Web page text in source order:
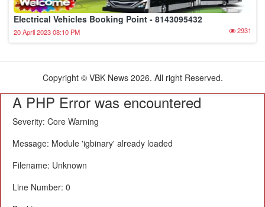
Electrical Vehicles Booking Point - 8143095432
20 April 2023 08:10 PM 2931
Copyright © VBK News 2026. All right Reserved.
A PHP Error was encountered
Severity: Core Warning
Message: Module 'igbinary' already loaded
Filename: Unknown
Line Number: 0